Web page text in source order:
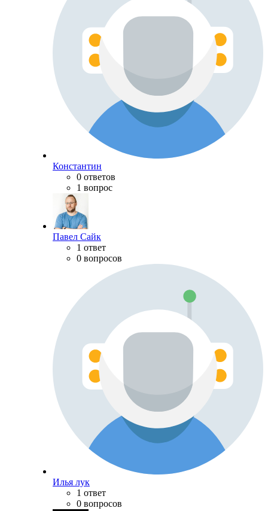
Константин
0 ответов
1 вопрос
Павел Сайк
1 ответ
0 вопросов
Илья лук
1 ответ
0 вопросов